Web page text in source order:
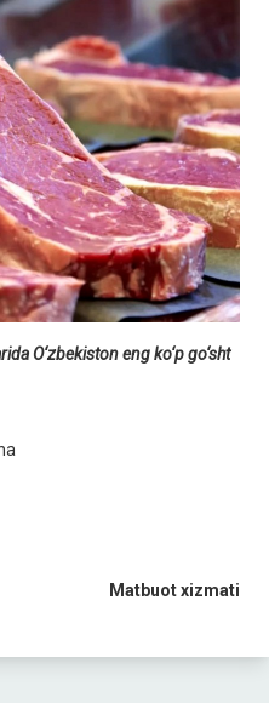
O‘zbekiston eng ko‘p go‘sht
Matbuotxizmati